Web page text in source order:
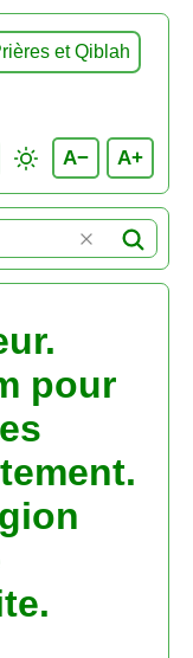
et Qiblah
A− A+
pour